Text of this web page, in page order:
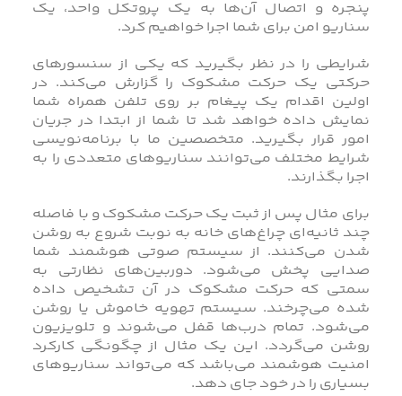
پنجره و اتصال آن‌ها به یک پروتکل واحد، یک
سناریو امن برای شما اجرا خواهیم کرد.
شرایطی را در نظر بگیرید که یکی از سنسورهای
حرکتی یک حرکت مشکوک را گزارش می‌کند. در
اولین اقدام یک پیغام بر روی تلفن همراه شما
نمایش داده خواهد شد تا شما از ابتدا در جریان
امور قرار بگیرید. متخصصین ما با برنامه‌نویسی
شرایط مختلف می‌توانند سناریوهای متعددی را به
اجرا بگذارند.
برای مثال پس از ثبت یک حرکت مشکوک و با فاصله
چند ثانیه‌ای چراغ‌های خانه به نوبت شروع به روشن
شدن می‌کنند. از سیستم صوتی هوشمند شما
صدایی پخش می‌شود. دوربین‌های نظارتی به
سمتی که حرکت مشکوک در آن تشخیص داده
شده می‌چرخند. سیستم تهویه خاموش یا روشن
می‌شود. تمام درب‌ها قفل می‌شوند و تلویزیون
روشن می‌گردد. این یک مثال از چگونگی کارکرد
امنیت هوشمند می‌باشد که می‌تواند سناریوهای
بسیاری را در خود جای دهد.